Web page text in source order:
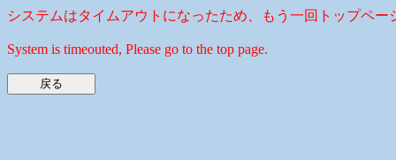
システムはタイムアウトになったため、もう一回トップペー
System is timeouted, Please go to the top page.